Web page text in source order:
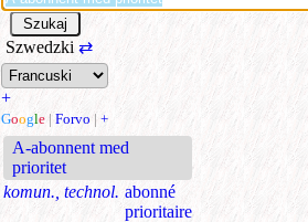
Szwedzki ⇄
+
Google | Forvo | +
A-abonnent med
prioritet
komun., technol. abonné
prioritaire